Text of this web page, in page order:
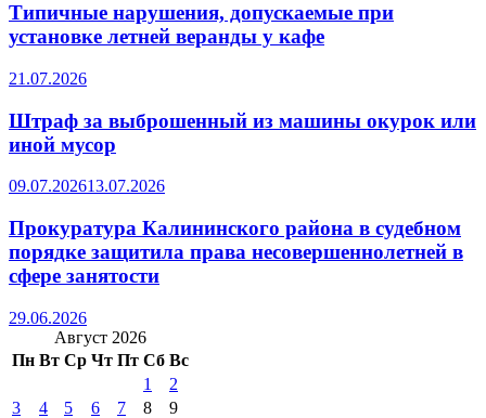
Типичные нарушения, допускаемые при
установке летней веранды у кафе
21.07.2026
Штраф за выброшенный из машины окурок или
иной мусор
09.07.202613.07.2026
Прокуратура Калининского района в судебном
порядке защитила права несовершеннолетней в
сфере занятости
29.06.2026
Август 2026
Пн Вт Ср Чт Пт Сб Вс
1
2
3
4 5 6 7 8
9